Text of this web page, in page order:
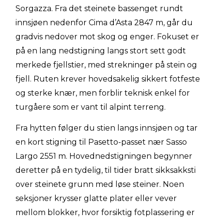
Sorgazza. Fra det steinete bassenget rundt
innsjøen nedenfor Cima d’Asta 2847 m, går du
gradvis nedover mot skog og enger. Fokuset er
på en lang nedstigning langs stort sett godt
merkede fjellstier, med strekninger på stein og
fjell. Ruten krever hovedsakelig sikkert fotfeste
og sterke knær, men forblir teknisk enkel for
turgåere som er vant til alpint terreng.
Fra hytten følger du stien langs innsjøen og tar
en kort stigning til Pasetto-passet nær Sasso
Largo 2551 m. Hovednedstigningen begynner
deretter på en tydelig, til tider bratt sikksakksti
over steinete grunn med løse steiner. Noen
seksjoner krysser glatte plater eller vever
mellom blokker, hvor forsiktig fotplassering er